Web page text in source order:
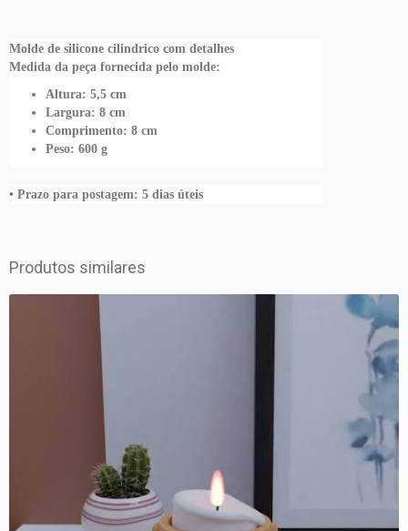
Molde de silicone cilindrico com detalhes
Medida da peça fornecida pelo molde:
Altura: 5,5 cm
Largura: 8 cm
Comprimento: 8 cm
Peso: 600 g
• Prazo para postagem: 5 dias úteis
Produtos similares